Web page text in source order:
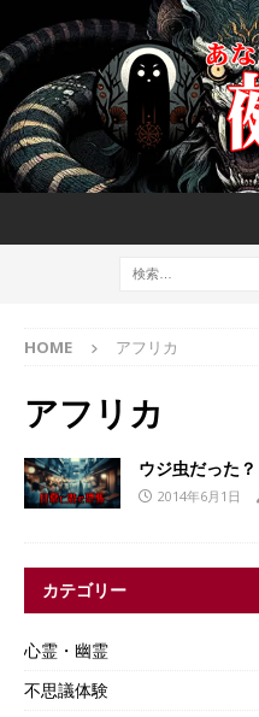
HOME アフリカ
アフリカ
ウジ虫だった？
2014年6月1日
カテゴリー
心霊・幽霊
不思議体験